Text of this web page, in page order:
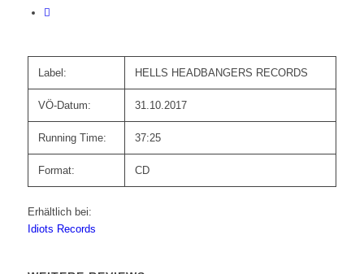
Label: HELLS HEADBANGERS RECORDS
VÖ-Datum: 31.10.2017
Running Time: 37:25
Format: CD
Erhältlich bei:
Idiots Records